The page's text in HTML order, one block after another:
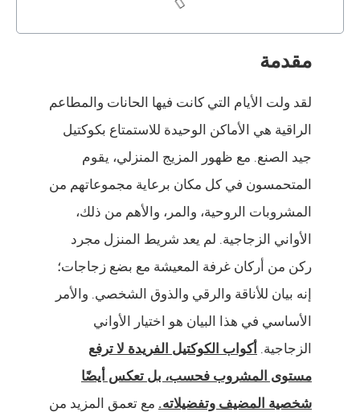
مقدمة
لقد ولت الأيام التي كانت فيها الحانات والمطاعم
الراقية هي الأماكن الوحيدة للاستمتاع بكوكتيل
جيد الصنع. مع ظهور المزيج المنزلي، يقوم
المتحمسون في كل مكان برعاية مجموعاتهم من
المشروبات الروحية، والمر، والأهم من ذلك،
الأواني الزجاجية. لم يعد شريط المنزل مجرد
ركن من أركان غرفة المعيشة مع بضع زجاجات؛
إنه بيان للأناقة والرقي والذوق الشخصي. والأمر
الأساسي في هذا البيان هو اختيار الأواني
الزجاجية. أكواب الكوكتيل الفريدة لا ترفع
مستوى المشروب فحسب، بل تعكس أيضًا
شخصية المضيف وتفضيلاته. مع تعمق المزيد من